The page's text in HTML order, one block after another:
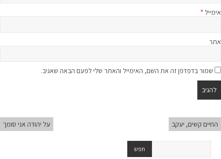
אימייל *
אתר
שמור בדפדפן זה את השם, האימייל והאתר שלי לפעם הבאה שאגיב.
החיים קשים, יעקב על יהודה אני סומך